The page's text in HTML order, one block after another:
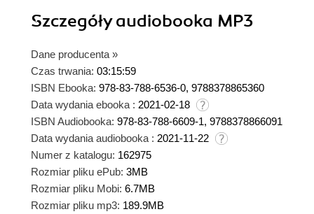
Szczegółyaudiobooka MP3
Dane producenta »
Czas trwania: 03:15:59
ISBN Ebooka: 978-83-788-6536-0, 9788378865360
Data wydania ebooka : 2021-02-18
ISBN Audiobooka: 978-83-788-6609-1, 9788378866091
Data wydania audiobooka : 2021-11-22
Numer z katalogu: 162975
Rozmiar pliku ePub: 3MB
Rozmiar pliku Mobi: 6.7MB
Rozmiar pliku mp3: 189.9MB